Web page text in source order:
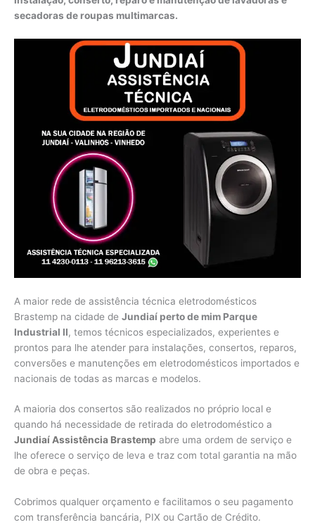
secadoras de roupas multimarcas.
A maior rede de assistência técnica eletrodomésticos
Brastemp na cidade de Jundiaí perto de mim Parque
Industrial II, temos técnicos especializados, experientes e
prontos para lhe atender para instalações, consertos, reparos,
conversões e manutenções em eletrodomésticos importados e
nacionais de todas as marcas e modelos.
A maioria dos consertos são realizados no próprio local e
quando há necessidade de retirada do eletrodoméstico a
Jundiaí Assistência Brastemp abre uma ordem de serviço e
lhe oferece o serviço de leva e traz com total garantia na mão
de obra e peças.
Cobrimos qualquer orçamento e facilitamos o seu pagamento
com transferência bancária, PIX ou Cartão de Crédito.